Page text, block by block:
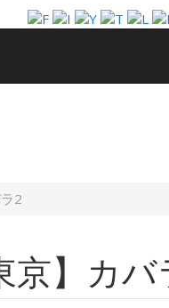
2
京】カバ